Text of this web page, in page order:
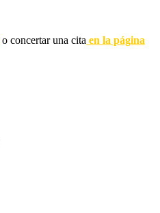
o concertar una cita en la página